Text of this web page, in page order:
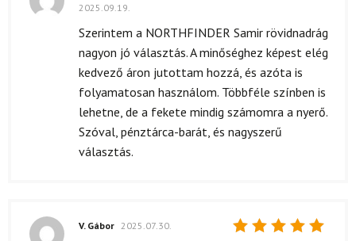
5/ 5
2025.09.19.
Szerintem a NORTHFINDER Samir rövidnadrág
nagyon jó választás. A minőséghez képest elég
kedvező áron jutottam hozzá, és azóta is
folyamatosan használom. Többféle színben is
lehetne, de a fekete mindig számomra a nyerő.
Szóval, pénztárca-barát, és nagyszerű
választás.
V. Gábor 2025.07.30.